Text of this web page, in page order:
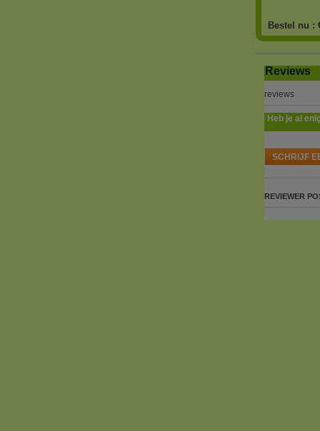
Bestel nu :
Reviews
reviews
Heb je al
SCHRIJF
REVIEWER